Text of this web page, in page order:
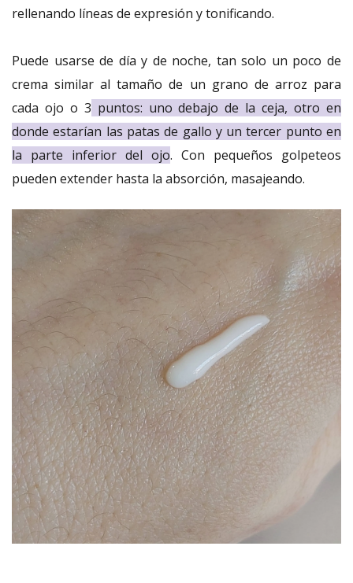
rellenando líneas de expresión y tonificando.
Puede usarse de día y de noche, tan solo un poco de
crema similar al tamaño de un grano de arroz para
cada ojo o 3 puntos: uno debajo de la ceja, otro en
donde estarían las patas de gallo y un tercer punto en
la parte inferior del ojo. Con pequeños golpeteos
pueden extender hasta la absorción, masajeando.